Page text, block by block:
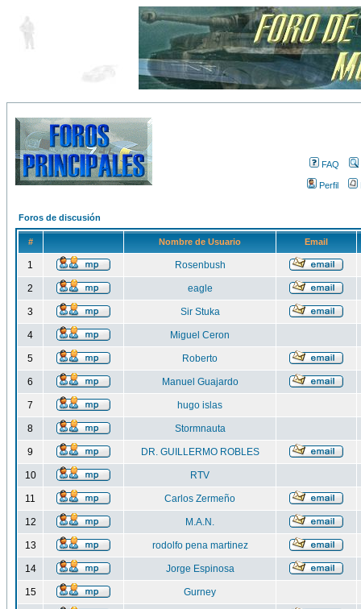
FAQ
Perfil
Foros de discusión
# Nombre de Usuario Email
1 Rosenbush
2 eagle
3 Sir Stuka
4 Miguel Ceron
5 Roberto
6 Manuel Guajardo
7 hugo islas
8 Stormnauta
9 DR. GUILLERMO ROBLES
10 RTV
11 Carlos Zermeño
12 M.A.N.
13 rodolfo pena martinez
14 Jorge Espinosa
15 Gurney